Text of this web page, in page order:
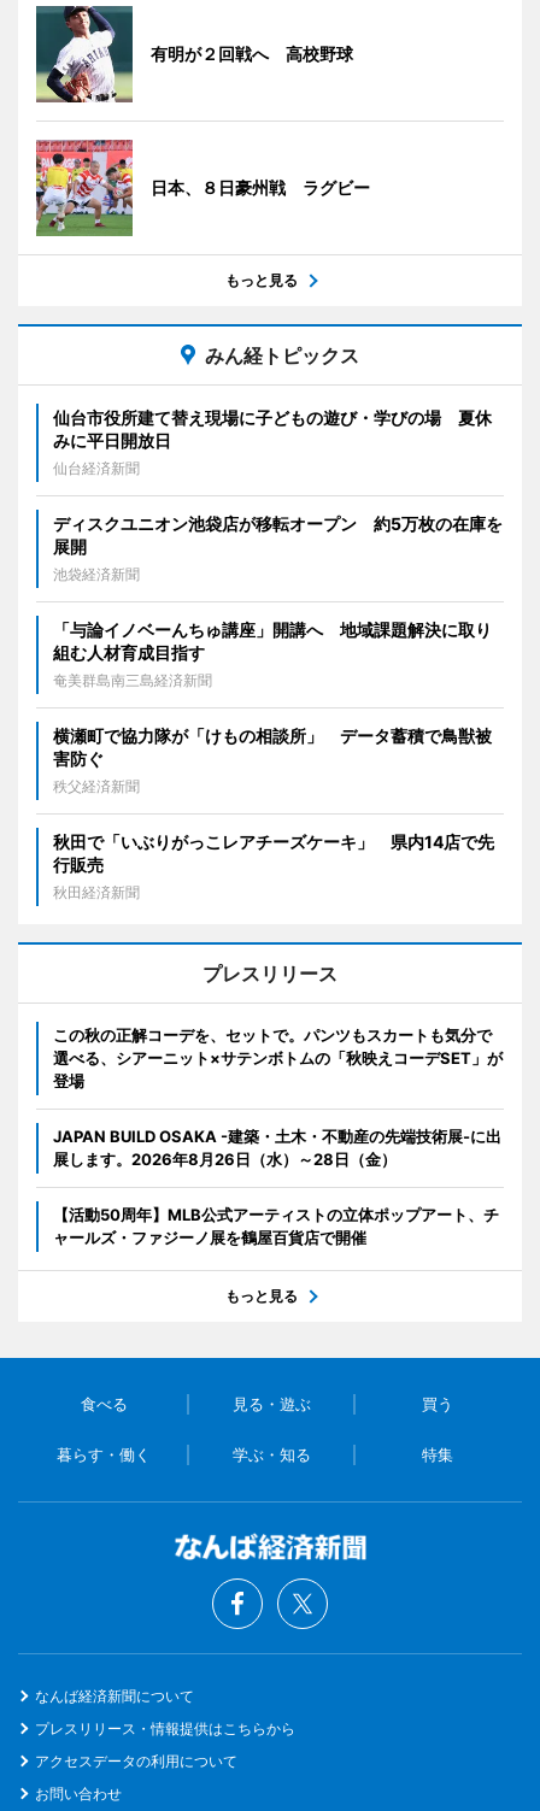
有明が２回戦へ 高校野球
日本、８日豪州戦 ラグビー
もっと見る
みん経トピックス
仙台市役所建て替え現場に子どもの遊び・学びの場 夏休
みに平日開放日
仙台経済新聞
ディスクユニオン池袋店が移転オープン 約5万枚の在庫を
展開
池袋経済新聞
「与論イノベーんちゅ講座」開講へ 地域課題解決に取り
組む人材育成目指す
奄美群島南三島経済新聞
横瀬町で協力隊が「けもの相談所」 データ蓄積で鳥獣被
害防ぐ
秩父経済新聞
秋田で「いぶりがっこレアチーズケーキ」 県内14店で先
行販売
秋田経済新聞
プレスリリース
この秋の正解コーデを、セットで。パンツもスカートも気分で
選べる、シアーニット×サテンボトムの「秋映えコーデSET」が
登場
JAPAN BUILD OSAKA -建築・土木・不動産の先端技術展-に出
展します。2026年8月26日（水）～28日（金）
【活動50周年】MLB公式アーティストの立体ポップアート、チ
ャールズ・ファジーノ展を鶴屋百貨店で開催
もっと見る
食べる 見る・遊ぶ 買う
暮らす・働く 学ぶ・知る 特集
なんば経済新聞について
プレスリリース・情報提供はこちらから
アクセスデータの利用について
お問い合わせ